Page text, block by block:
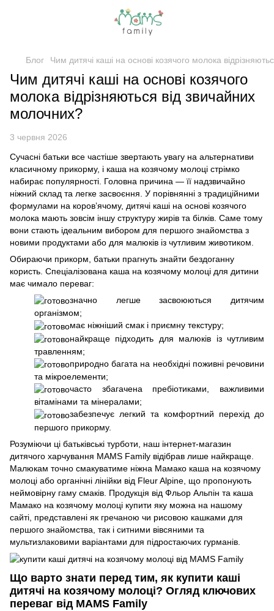
Блог Чим дитячі каші на основі козячого молока
Чим дитячі каші на основі козячого
молока відрізняються від звичайних
молочних?
3 червня 2026
Сучасні батьки все частіше звертають увагу на альтернативи
класичному прикорму, і каша на козячому молоці стрімко
набирає популярності. Головна причина — її надзвичайно
ніжний склад та легке засвоєння. У порівнянні з традиційними
формулами на коров’ячому, дитячі каші на основі козячого
молока мають зовсім іншу структуру жирів та білків. Саме тому
вони стають ідеальним вибором для першого знайомства з
новими продуктами або для малюків із чутливим животиком.
Обираючи прикорм, батьки прагнуть знайти бездоганну
користь. Спеціалізована каша на козячому молоці для дитини
має чимало переваг:
значно легше засвоюються дитячим
організмом;
має ніжніший смак і приємну текстуру;
найкраще підходить для малюків із чутливим
травленням;
природно багата на необхідні поживні речовини
та мікроелементи;
часто збагачена пребіотиками, важливими
вітамінами та мінералами;
забезпечує легкий та комфортний перехід до
першого прикорму.
Розуміючи ці батьківські турботи, наш інтернет-магазин
дитячого харчування MAMS Family відібрав лише найкраще.
Малюкам точно смакуватиме ніжна Мамако каша на козячому
молоці або органічні лінійки від Fleur Alpine, що пропонують
неймовірну гаму смаків. Продукція від Фльор Альпін та каша
Мамако на козячому молоці купити яку можна на нашому
сайті, представлені як гречаною чи рисовою кашками для
першого знайомства, так і ситними вівсяними та
мультизлаковими варіантами для підростаючих гурманів.
Що варто знати перед тим, як купити каші
дитячі на козячому молоці? Огляд ключових
переваг від MAMS Family